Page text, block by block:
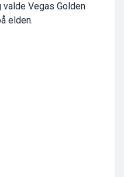
Vegas Golden
elden.